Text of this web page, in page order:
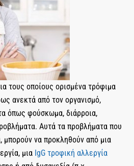
τους οποίους ορισμένα τρόφιμα
ανεκτά από τον οργανισμό,
όπως φούσκωμα, διάρροια,
Αυτά τα προβλήματα που
μπορούν να προκληθούν από μια
μια IgG τροφική αλλεργία